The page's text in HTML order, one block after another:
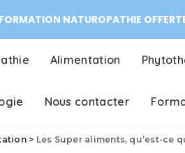
FORMATION NATUROPATHIE
Alimentation
Nous contacter
> Les Super aliments, qu’est-ce